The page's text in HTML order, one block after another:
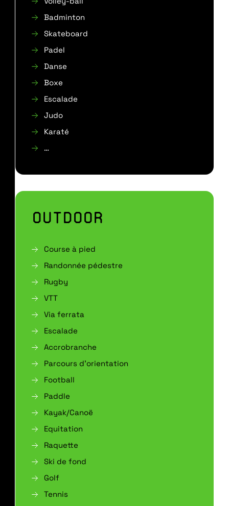
Badminton
Skateboard
Padel
Danse
Boxe
Escalade
Judo
Karaté
…
OUTDOOR
Course à pied
Randonnée pédestre
Rugby
VTT
Via ferrata
Escalade
Accrobranche
Parcours d’orientation
Football
Paddle
Kayak/Canoë
Equitation
Raquette
Ski de fond
Golf
Tennis